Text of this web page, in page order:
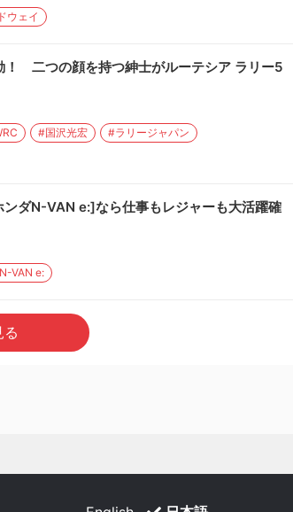
ウェイ
！ 二つの顔を持つ紳士がルーテシア ラリー5
#国沢光宏
#ラリージャパン
ダN-VAN e:]なら仕事もレジャーも大活躍確
VAN e:
る